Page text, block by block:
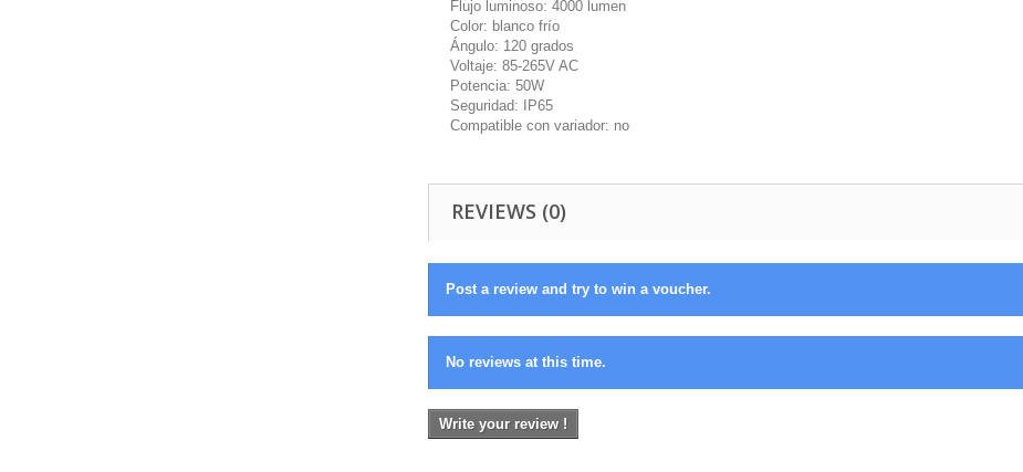
Flujo luminoso: 4000 lumen
Color: blanco frío
Ángulo: 120 grados
Voltaje: 85-265V AC
Potencia: 50W
Seguridad: IP65
Compatible con variador: no
REVIEWS (0)
Post a review and try to win a voucher.
No reviews at this time.
Write your review !